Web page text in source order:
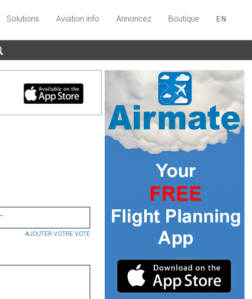
Solutions Aviation info Annoncez Boutique EN
AJOUTER VOTRE VOTE